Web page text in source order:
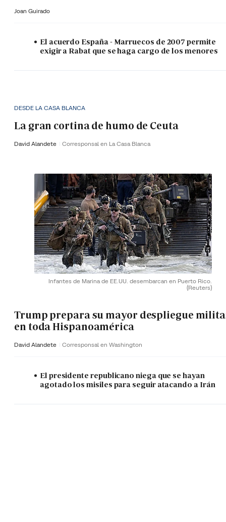
Joan Guirado
El acuerdo España - Marruecos de 2007 permite
exigir a Rabat que se haga cargo de los menores
DESDE LA CASA BLANCA
La gran cortina de humo de Ceuta
David Alandete Corresponsal en La Casa Blanca
Infantes de Marina de EE.UU. desembarcan en Puerto Rico.
(Reuters)
Trump prepara su mayor despliegue
en toda Hispanoamérica
David Alandete Corresponsal en Washington
El presidente republicano niega que se hayan
agotado los misiles para seguir atacando a Irán